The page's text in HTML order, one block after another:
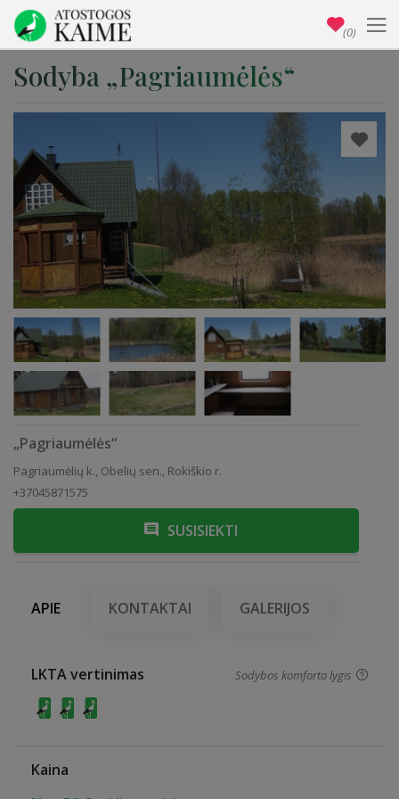
Sodyba „Pagriaumėlės“
„Pagriaumėlės“
Pagriaumėlių k., Obelių sen., Rokiškio r.
+37045871575
SUSISIEKTI
APIE KONTAKTAI GALERIJOS
LKTA vertinimas Sodybos komforto lygis
Kaina
(0)